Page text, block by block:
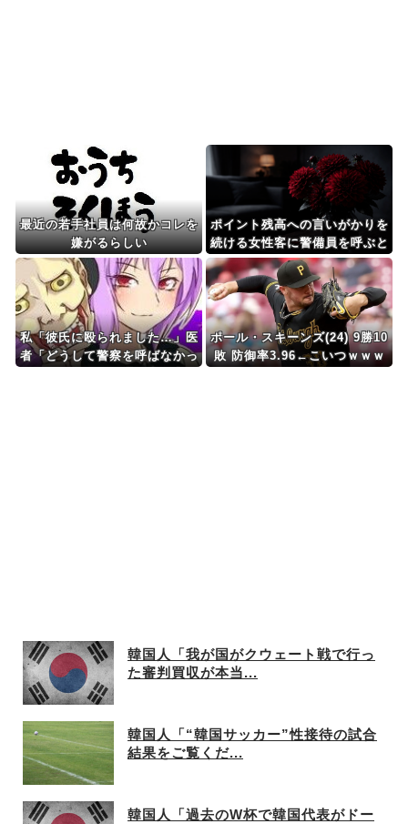
Powered by livedoor 相互RSS
最近の若手社員は何故かコレを
嫌がるらしい
ポイント残高への言いがかりを
続ける女性客に警備員を呼ぶと
伝えた。すると会計台を叩き
「私が最強なのよ！」と叫ん
で…
私「彼氏に殴られました…」医
者「どうして警察を呼ばなかっ
ポール・スキーンズ(24) 9勝10
敗 防御率3.96←こいつｗｗｗ
韓国人「我が国がクウェート戦で行っ
た審判買収が本当...
韓国人「“韓国サッカー”性接待の試合
結果をご覧くだ...
韓国人「過去のW杯で韓国代表がドー